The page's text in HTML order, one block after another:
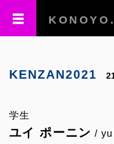
KONOYO
KENZAN2021
学生
ユイ ポーニン /